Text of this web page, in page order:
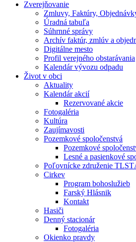
Zverejňovanie
Zmluvy, Faktúry,
Úradná tabuľa
Súhrnné správy
Archív faktúr, zmlúv a
Digitálne mesto
Profil verejného obstarávania
Kalendár vývozu odpadu
Život v obci
Aktuality
Kalendár akcií
Rezervované akcie
Fotogaléria
Kultúra
Zaujímavosti
Pozemkové spoločenstvá
Pozemkové
Lesné a pasienkové
Poľovnícke združenie
Cirkev
Program bohoslužieb
Farský Hlásnik
Kontakt
Hasiči
Denný stacionár
Fotogaléria
Okienko pravdy